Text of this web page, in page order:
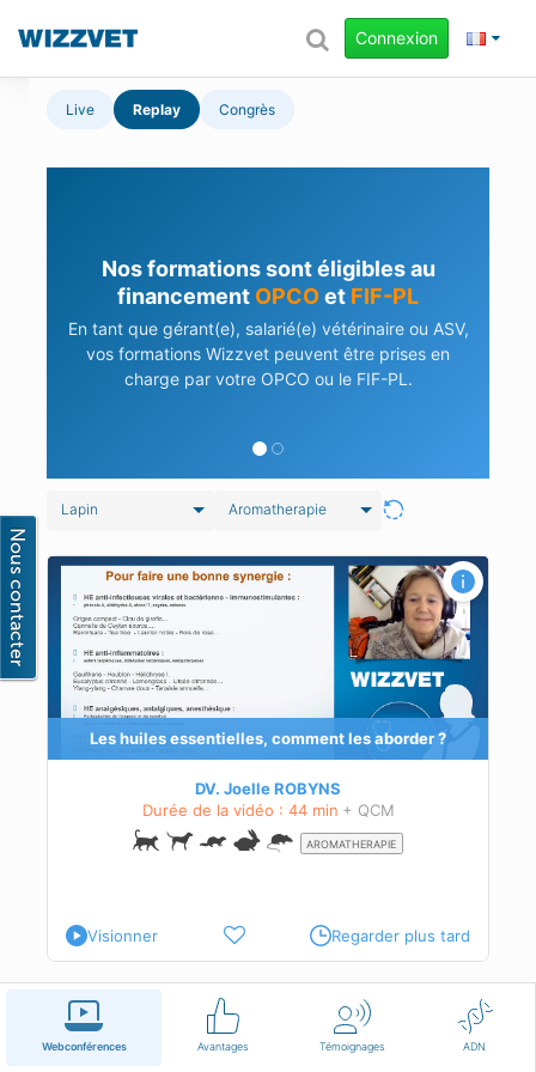
Webconférences Avantages Témoignages ADN
Connexion
Live Replay Congrès
Nos formations sont éligibles au
financement OPCOet FIF-PL
En tant que gérant(e), salarié(e) vétérinaire ou ASV,
vos formations Wizzvet peuvent être prises en
charge par votre OPCO ou le FIF-PL.
Lapin Aromatherapie
Les huiles essentielles, comment les aborder ?
DV. Joelle ROBYNS
Durée de la vidéo : 44 min + QCM
AROMATHERAPIE
?
Visionner Regarder plus tard
Français Conditions d'utilisation Nous contacter